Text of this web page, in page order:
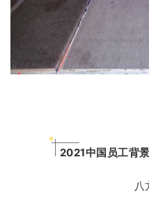
2021中国员工背
八